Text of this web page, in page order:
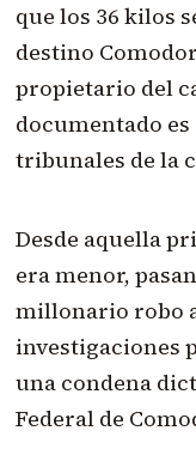
que los 36 kilos
destino
propietario del
documentado
tribunales de la
Desde aquella
era menor,
millonario robo
investigaciones
una condena
Federal de